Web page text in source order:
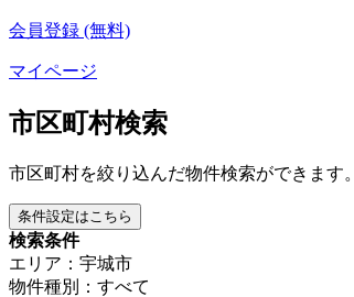
会員登録 (無料)
マイページ
市区町村検索
市区町村を絞り込んだ物件検索ができます。
条件設定はこちら
検索条件
エリア：宇城市
物件種別：すべて